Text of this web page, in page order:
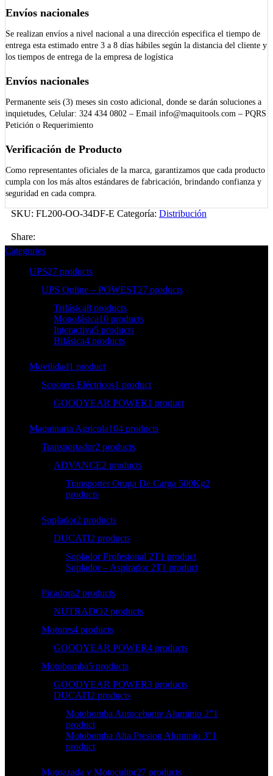
Envíos nacionales
Se realizan envíos a nivel nacional a una dirección especifica el tiempo de
entrega esta estimado entre 3 a 8 días hábiles según la distancia del cliente y
los tiempos de entrega de la empresa de logística
Envíos nacionales
Permanente seis (3) meses sin costo adicional, donde se darán soluciones a
inquietudes, Celular: 324 434 0802 – Email info@maquitools.com – PQRS
Petición o Requerimiento
Verificación de Producto
Como representantes oficiales de la marca, garantizamos que cada producto
cumpla con los más altos estándares de fabricación, brindando confianza y
seguridad en cada compra.
SKU: FL200-OO-34DF-E Categoría: Distribución
Share:
Categories
UPS27 products
UPS Online – POWEST27 products
Trifásica8 products
Monofásica10 products
Interactiva5 products
Bifásica4 products
Movilidad1 product
Scooters Eléctricos1 product
GOODYEAR POWER1 product
Maquinaria Agricola104 products
Transportador2 products
ADVANCE2 products
Transporter Oruga De Carga 500Kg2
products
Soplador2 products
DUCATI2 products
Soplador Profesional 2T1 product
Soplador – Aspirador 2T1 product
Picadora2 products
NUTRADO2 products
Motores4 products
GOODYEAR POWER4 products
Motobomba5 products
GOODYEAR POWER3 products
DUCATI2 products
Motobomba Autocebante Aluminio 2”1
product
Motobomba Alta Presion Aluminio 3”1
product
Motoazada y Motocultor27 products